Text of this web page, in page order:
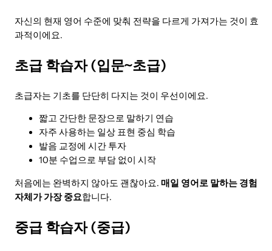
자신의 현재 영어 수준에 맞춰 전략을 다르게 가져가는 것이 효
과적이에요.
초급 학습자 (입문~초급)
초급자는 기초를 단단히 다지는 것이 우선이에요.
짧고 간단한 문장으로 말하기 연습
자주 사용하는 일상 표현 중심 학습
발음 교정에 시간 투자
10분 수업으로 부담 없이 시작
처음에는 완벽하지 않아도 괜찮아요. 매일 영어로 말하는 경험
자체가 가장 중요합니다.
중급 학습자 (중급)